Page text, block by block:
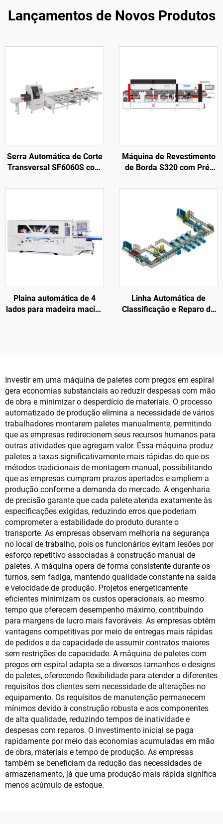
Lançamentos de Novos Produtos
Serra Automática de Corte
Transversal SF6060S com
Máquina de Revestimento
de Borda S320 com Pré-
Processamento de Portas
Plaina automática de 4
lados para madeira maciça
Linha Automática de
Classificação e Reparo de
Investir em uma máquina de paletes com pregos em espiral
gera economias substanciais ao reduzir despesas com mão
de obra e minimizar o desperdício de materiais. O processo
automatizado de produção elimina a necessidade de vários
trabalhadores montarem paletes manualmente, permitindo
que as empresas redirecionem seus recursos humanos para
outras atividades que agregam valor. Essa máquina produz
paletes a taxas significativamente mais rápidas do que os
métodos tradicionais de montagem manual, possibilitando
que as empresas cumpram prazos apertados e ampliem a
produção conforme a demanda do mercado. A engenharia
de precisão garante que cada palete atenda exatamente às
especificações exigidas, reduzindo erros que poderiam
comprometer a estabilidade do produto durante o
transporte. As empresas observam melhoria na segurança
no local de trabalho, pois os funcionários evitam lesões por
esforço repetitivo associadas à construção manual de
paletes. A máquina opera de forma consistente durante os
turnos, sem fadiga, mantendo qualidade constante na saída
e velocidade de produção. Projetos energeticamente
eficientes minimizam os custos operacionais, ao mesmo
tempo que oferecem desempenho máximo, contribuindo
para margens de lucro mais favoráveis. As empresas obtêm
vantagens competitivas por meio de entregas mais rápidas
de pedidos e da capacidade de assumir contratos maiores
sem restrições de capacidade. A máquina de paletes com
pregos em espiral adapta-se a diversos tamanhos e designs
de paletes, oferecendo flexibilidade para atender a diferentes
requisitos dos clientes sem necessidade de alterações no
equipamento. Os requisitos de manutenção permanecem
mínimos devido à construção robusta e aos componentes
de alta qualidade, reduzindo tempos de inatividade e
despesas com reparos. O investimento inicial se paga
rapidamente por meio das economias acumuladas em mão
de obra, materiais e tempo de produção. As empresas
também se beneficiam da redução das necessidades de
armazenamento, já que uma produção mais rápida significa
menos acúmulo de estoque.